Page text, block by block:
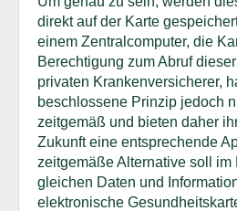
direkt auf der Karte
einem Zentralcomputer, die
Berechtigung zum Abruf
privaten Krankenversicherer,
beschlossene Prinzip jedoch
zeitgemäß und bieten daher
Zukunft eine entsprechende
zeitgemäße Alternative soll im
gleichen Daten und
elektronische